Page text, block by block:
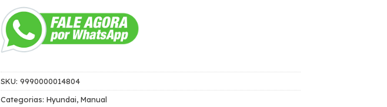
SKU: 9990000014804
Categorias: Hyundai, Manual